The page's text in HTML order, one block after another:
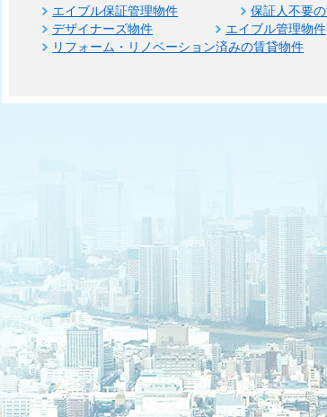
エイブル保証管理物件 保証人不要
デザイナーズ物件
エイブル管理物件
リフォーム・リノベーション済みの賃貸物件